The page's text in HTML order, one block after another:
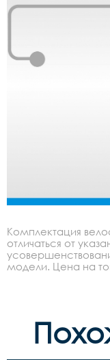
Комплектация
отличаться от
модели. Цена на